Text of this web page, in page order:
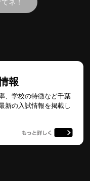
ネ！
報
、学校の特徴など千葉
新の入試情報を掲載し